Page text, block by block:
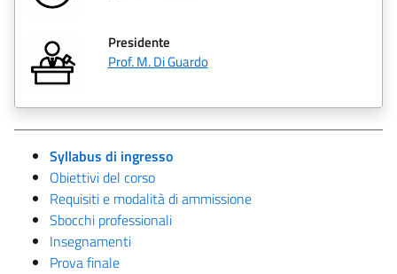
Presidente
Prof. M. Di Guardo
Syllabus di ingresso
Obiettivi del corso
Requisiti e modalità di ammissione
Sbocchi professionali
Insegnamenti
Prova finale